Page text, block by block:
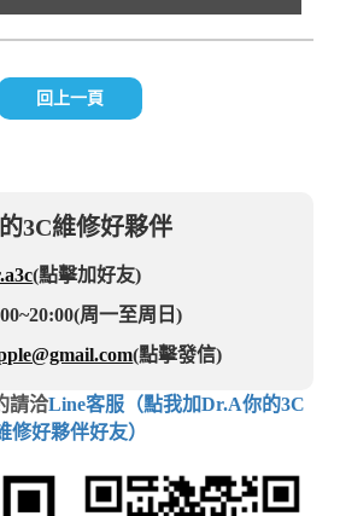
回上一頁
3C維修好夥伴
(點擊加好友)
周一至周日)
(點擊發信)
請洽Line客服（點我加Dr.A你的3C
修好夥伴好友）